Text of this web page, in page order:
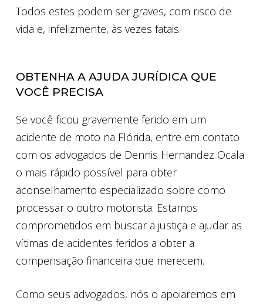
Todos estes podem ser graves, com risco de
vida e, infelizmente, às vezes fatais.
OBTENHA A AJUDA JURÍDICA QUE
VOCÊ PRECISA
Se você ficou gravemente ferido em um
acidente de moto na Flórida, entre em contato
com os advogados de Dennis Hernandez Ocala
o mais rápido possível para obter
aconselhamento especializado sobre como
processar o outro motorista. Estamos
comprometidos em buscar a justiça e ajudar as
vítimas de acidentes feridos a obter a
compensação financeira que merecem.
Como seus advogados, nós o apoiaremos em